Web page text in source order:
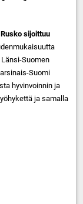
sijoittuu
Suomen
Suomi
hyvinvoinnin ja
ja samalla